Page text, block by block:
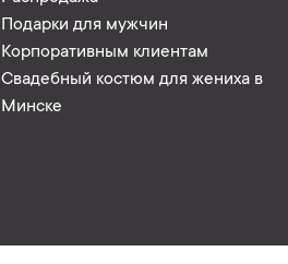
Подарки для мужчин
Корпоративным клиентам
Свадебный костюм для жениха в
Минске